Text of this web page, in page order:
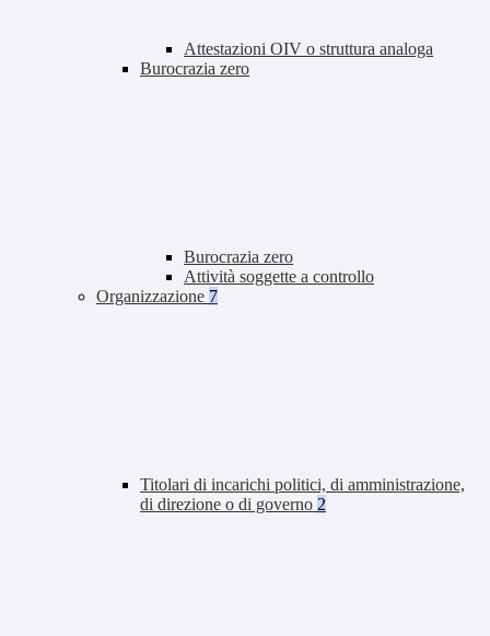
Attestazioni OIV o struttura analoga
Burocrazia zero
Burocrazia zero
Attività soggette a controllo
Organizzazione 7
Titolari di incarichi politici, di amministrazione,
di direzione o di governo 2